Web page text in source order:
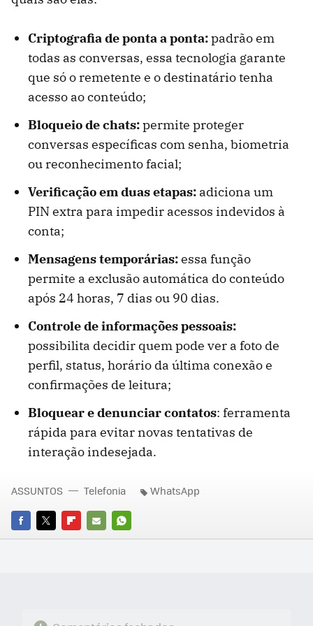
Criptografia de ponta a ponta:padrão em
todas as conversas, essa tecnologia garante
que só o remetente e o destinatário tenha
acesso ao conteúdo;
Bloqueio de chats:permite proteger
conversas específicas com senha, biometria
ou reconhecimento facial;
Verificação em duas etapas: adiciona um
PIN extra para impedir acessos indevidos à
conta;
Mensagens temporárias:essa função
permite a exclusão automática do conteúdo
após 24 horas, 7 dias ou 90 dias.
Controle de informações pessoais:
possibilita decidir quem pode ver a foto de
perfil, status, horário da última conexão e
confirmações de leitura;
Bloquear e denunciar contatos: ferramenta
rápida para evitar novas tentativas de
interação indesejada.
FACEBOOK
TWITTERFLIPBOARD
E-
WHATSAPP
ASSUNTOS Telefonia WhatsApp